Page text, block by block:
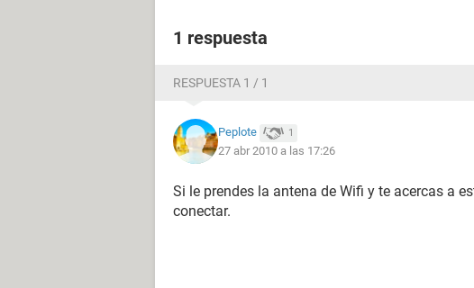
1 respuesta
RESPUESTA 1 / 1
Peplote 1
27 abr 2010 a las 17:26
Si le prendes la antena de Wifi y te acercas a
conectar.